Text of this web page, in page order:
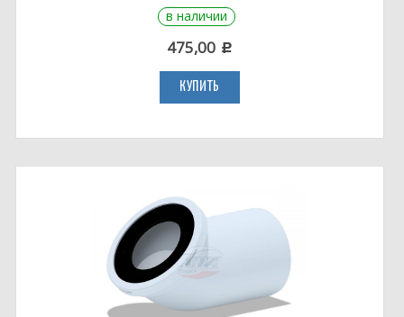
в наличии
475,00 c
КУПИТЬ